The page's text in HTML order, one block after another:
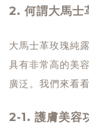
2. 何謂大馬士
大馬士革玫瑰純
具有非常高的美
廣泛。我們來看
2-1. 護膚美容